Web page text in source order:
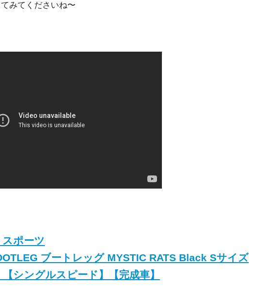
みてくださいね〜
ポーツ
ブートレッグ MYSTIC RATS Black Sサイズ
【シングルスピード】【完成車】